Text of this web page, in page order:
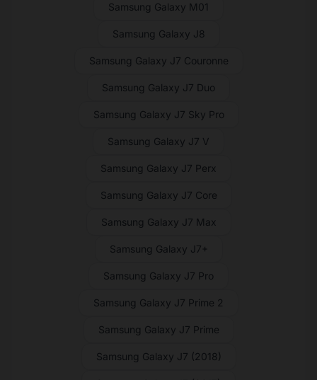
Samsung Galaxy M01
Samsung Galaxy J8
Samsung Galaxy J7 Couronne
Samsung Galaxy J7 Duo
Samsung Galaxy J7 Sky Pro
Samsung Galaxy J7 V
Samsung Galaxy J7 Perx
Samsung Galaxy J7 Core
Samsung Galaxy J7 Max
Samsung Galaxy J7+
Samsung Galaxy J7 Pro
Samsung Galaxy J7 Prime 2
Samsung Galaxy J7 Prime
Samsung Galaxy J7 (2018)